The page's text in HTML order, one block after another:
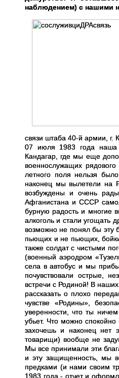
наблюдением) с нашими
связи штаба 40-й армии, г.
07 июля 1983 года наша
Кандагар, где мы еще
военнослужащих
летного поля нельзя
наконец мы вылетели на
возбуждены и очень
Афганистана и СССР
бурную радость и многие
алкоголь и стали угощать
возможно не понял бы эту
пьющих и не пьющих,
также солдат с чистыми
(военный аэродром
села в автобус и мы
почувствовали острые,
встречи с Родиной! В
рассказать о плохо
чувстве «Родины»,
уверенности, что ты
убьет. Что можно спокойно
захочешь и наконец нет
товарищи) вообще не
Мы все принимали эти
и эту защищенность, мы
предками (и нами своим
1983 года - отчет и